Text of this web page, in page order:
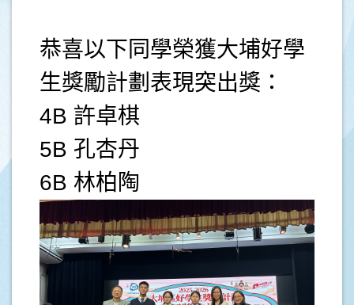
恭喜以下同學榮獲大埔好學
生獎勵計劃表現突出獎：
4B 許卓棋
5B 孔杏丹
6B 林柏陶